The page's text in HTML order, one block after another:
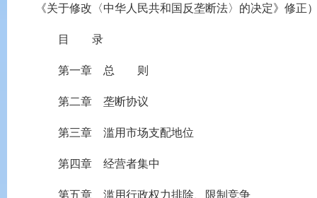
《关于修改〈中华人民共和国反垄断法〉的决定》修正
目 录
第一章 总 则
第二章 垄断协议
第三章 滥用市场支配地位
第四章 经营者集中
第五章 滥用行政权力排除、限制竞争